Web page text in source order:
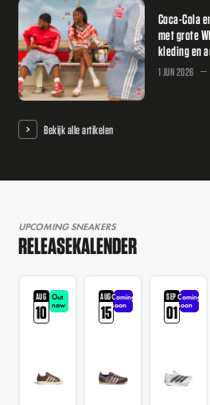
Coca-Cola
met grote
kleding en
1 JUN 2026
Bekijk alle artikelen
UPCOMING SNEAKERS
RELEASEKALENDER
AUG
10
Out
now
AUG
15
Coming
soon
SEP
01
Coming
soon